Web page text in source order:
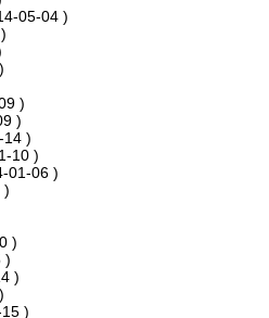
05-04 )
)
)
14 )
10 )
01-06 )
)
)
)
)
)